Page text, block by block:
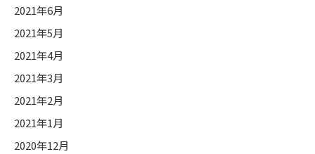
2021年6月
2021年5月
2021年4月
2021年3月
2021年2月
2021年1月
2020年12月